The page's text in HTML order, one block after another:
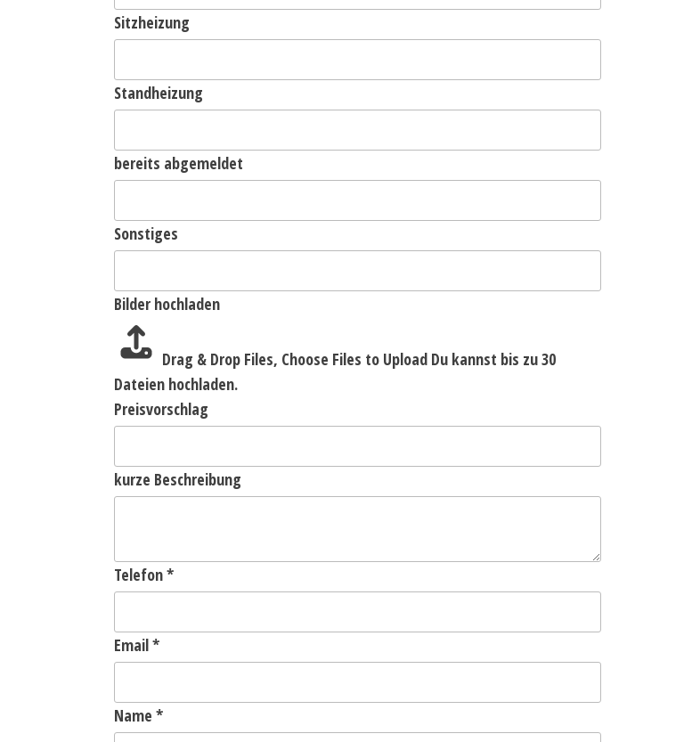
Sitzheizung
Standheizung
bereits abgemeldet
Sonstiges
Bilder hochladen
Drag & Drop Files, Choose Files to Upload Du kannst bis zu 30
Dateien hochladen.
Preisvorschlag
kurze Beschreibung
Telefon*
Email*
Name *